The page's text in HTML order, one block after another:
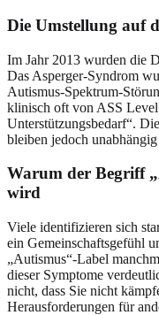
Die Umstellung auf
Im Jahr 2013 wurden die
Das Asperger-Syndrom
Autismus-Spektrum-
klinisch oft von ASS
Unterstützungsbedarf“.
bleiben jedoch
Warum der Begriff
wird
Viele identifizieren sich
ein Gemeinschaftsgefühl
„Autismus“-Label
dieser Symptome
nicht, dass Sie nicht
Herausforderungen für